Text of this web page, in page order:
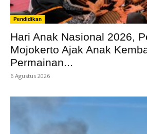
Pendidikan
Hari Anak Nasional 2026,
Mojokerto Ajak Anak
Permainan...
6 Agustus 2026